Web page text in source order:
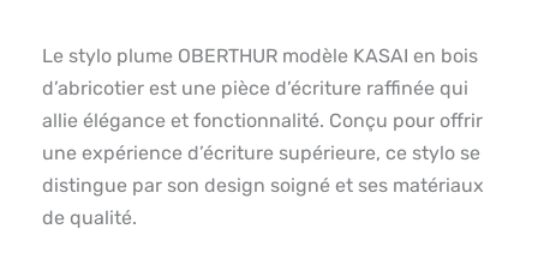
Le stylo plume OBERTHUR modèle KASAI en bois
d’abricotier est une pièce d’écriture raffinée qui
allie élégance et fonctionnalité. Conçu pour offrir
une expérience d’écriture supérieure, ce stylo se
distingue par son design soigné et ses matériaux
de qualité.